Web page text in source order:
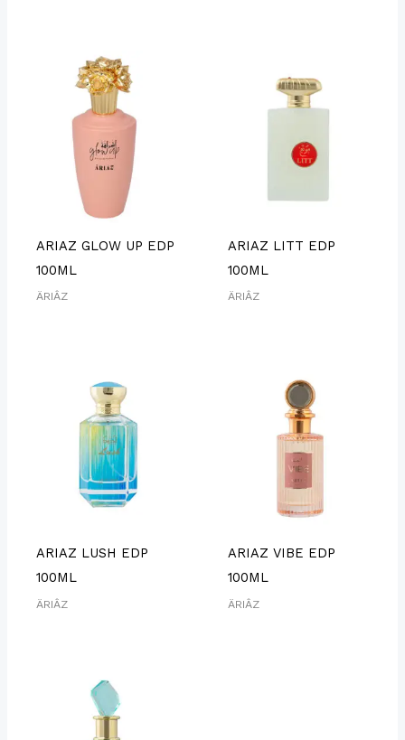
ARIAZ GLOW UP EDP
100ML
ÄRIÂZ
ARIAZ LITT EDP
100ML
ÄRIÂZ
ARIAZ LUSH EDP
100ML
ÄRIÂZ
ARIAZ VIBE EDP
100ML
ÄRIÂZ